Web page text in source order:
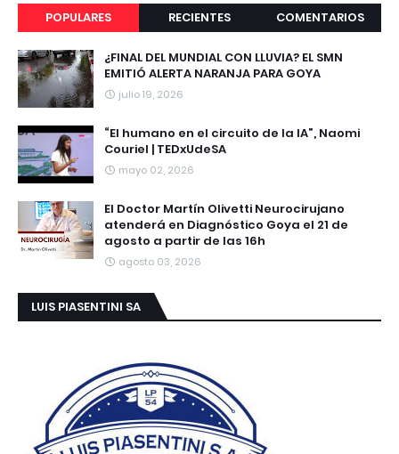
POPULARES RECIENTES COMENTARIOS
¿FINAL DEL MUNDIAL CON LLUVIA? EL SMN
EMITIÓ ALERTA NARANJA PARA GOYA
julio 19, 2026
“El humano en el circuito de la IA”, Naomi
Couriel | TEDxUdeSA
mayo 02, 2026
El Doctor Martín Olivetti Neurocirujano
atenderá en Diagnóstico Goya el 21 de
agosto a partir de las 16h
agosto 03, 2026
LUIS PIASENTINI SA